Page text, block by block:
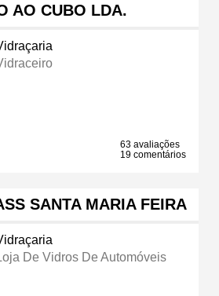
AO CUBO LDA.
63 avaliações
19 comentários
SANTA MARIA FEIRA
De Vidros De Automóveis